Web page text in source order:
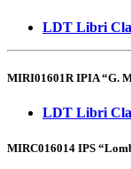
LDT Libri
MIRI01601R IPIA “G.
LDT Libri
MIRC016014 IPS